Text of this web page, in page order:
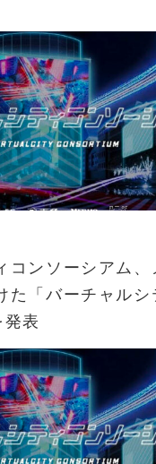
コンソーシアム、
た「バーチャルシ
表